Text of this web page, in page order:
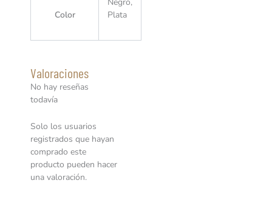
Color
Plata
Valoraciones
No hay reseñas
todavía
Solo los usuarios
registrados que hayan
comprado este
producto pueden hacer
una valoración.